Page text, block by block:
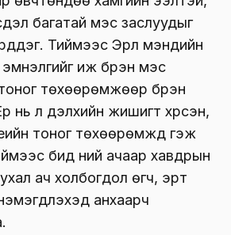
багатай мэс заслуудыг
Тиймээс Эрүүл мэндийн
иж бүрэн мэс
төхөөрөмжөөр бүрэн
нь л дэлхийн жишигт хүрсэн,
тоног төхөөрөмжүүд гэж
бид үүний ачаар хавдрын
ач холбогдол өгч, эрт
нэмэгдүүлэхэд анхаарч